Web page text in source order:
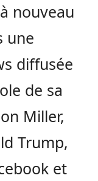
nouveau
une
diffusée
de sa
Miller,
Trump,
et